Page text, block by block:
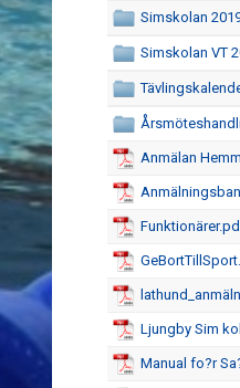
Simskolan
Simskolan VT
Anmälan
Ljungby Sim
Manual fo?r